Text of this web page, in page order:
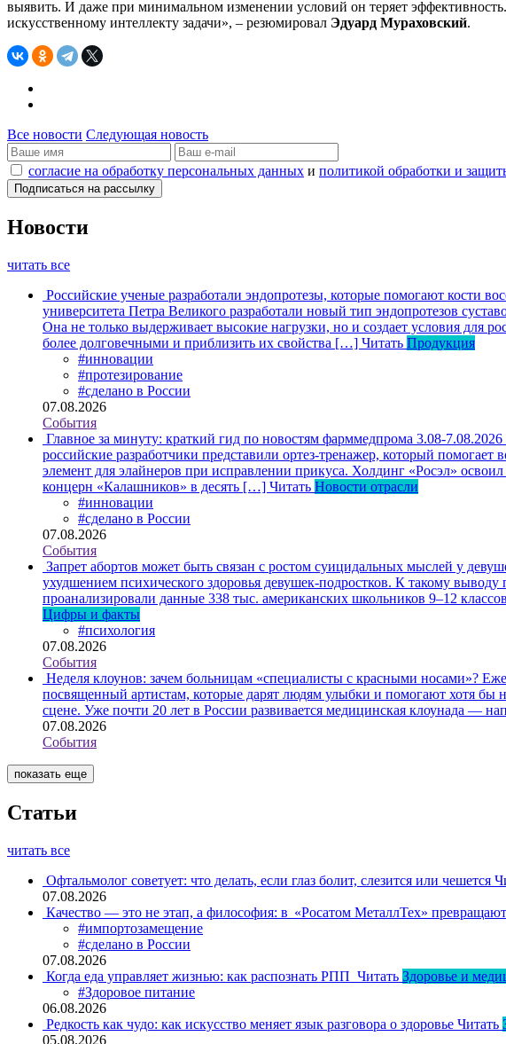
выявить. И даже при минимальном изменении условий он теряет
искусственному интеллекту задачи», – резюмировал Эдуард Мураховский.
Все новости Следующая новость
согласие на обработку персональных данных и политикой обработки и
Новости
читать все
Российские ученые разработали эндопротезы, которые помогают кости
университета Петра Великого разработали новый тип эндопротезов
Она не только выдерживает высокие нагрузки, но и создает условия для
более долговечными и приблизить их свойства […] Читать Продукция
#инновации
#протезирование
#сделано в России
07.08.2026
События
Главное за минуту: краткий гид по новостям фарммедпрома 3.08-7.08.2026
российские разработчики представили ортез-тренажер, который
элемент для элайнеров при исправлении прикуса. Холдинг «Росэл»
концерн «Калашников» в десять […] Читать Новости отрасли
#инновации
#сделано в России
07.08.2026
События
Запрет абортов может быть связан с ростом суицидальных мыслей у
ухудшением психического здоровья девушек-подростков. К такому
проанализировали данные 338 тыс. американских школьников 9–12
Цифры и факты
#психология
07.08.2026
События
Неделя клоунов: зачем больницам «специалисты с красными носами»?
посвященный артистам, которые дарят людям улыбки и помогают хотя бы
сцене. Уже почти 20 лет в России развивается медицинская клоунада —
07.08.2026
События
показать еще
Статьи
читать все
Офтальмолог советует: что делать, если глаз болит, слезится или чешется
07.08.2026
Качество — это не этап, а философия: в «Росатом МеталлТех»
#импортозамещение
#сделано в России
07.08.2026
Когда еда управляет жизнью: как распознать РПП Читать Здоровье и
#Здоровое питание
06.08.2026
Редкость как чудо: как искусство меняет язык разговора о здоровье Читать
05.08.2026